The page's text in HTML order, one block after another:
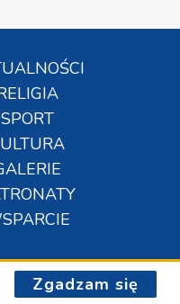
SPORT
Zgadzam się